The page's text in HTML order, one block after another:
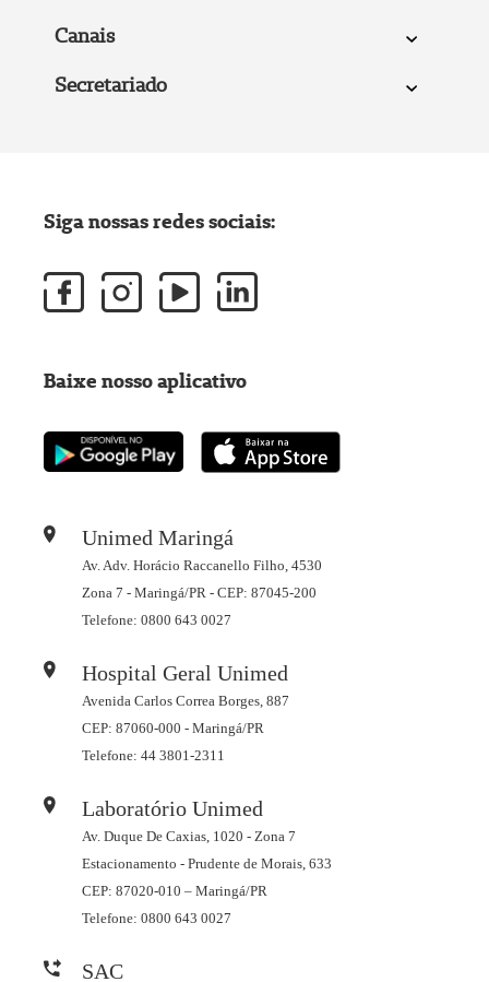
Canais
Secretariado
Unimed Maringá
Av. Adv. Horácio Raccanello Filho, 4530
Zona 7 - Maringá/PR - CEP: 87045-200
Telefone: 0800 643 0027
Hospital Geral Unimed
Avenida Carlos Correa Borges, 887
CEP: 87060-000 - Maringá/PR
Telefone: 44 3801-2311
Laboratório Unimed
Av. Duque De Caxias, 1020 - Zona 7
Estacionamento - Prudente de Morais, 633
CEP: 87020-010 – Maringá/PR
Telefone: 0800 643 0027
SAC
Siga nossas redes sociais:
Baixe nosso aplicativo